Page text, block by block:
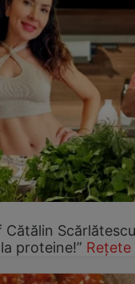
proteine!” Rețete